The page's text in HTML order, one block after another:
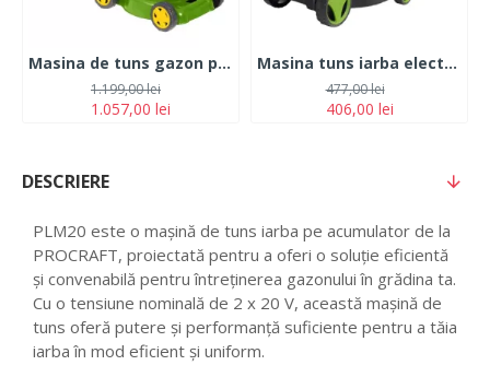
Masina de tuns gazon pe benzina 2.2 CP, PartnerPro LM-1
1.057,00 lei
1.199,00 lei
Masina tuns iarba electrica Procraft NM1600, 1000W, 3450RPM, latime taiere 320mm, cos 25L
406,00 lei
477,00 lei
DESCRIERE
PLM20 este o mașină de tuns iarba pe acumulator de la
PROCRAFT, proiectată pentru a oferi o soluție eficientă
și convenabilă pentru întreținerea gazonului în grădina ta.
Cu o tensiune nominală de 2 x 20 V, această mașină de
tuns oferă putere și performanță suficiente pentru a tăia
iarba în mod eficient și uniform.